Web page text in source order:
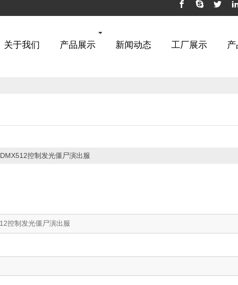
关于我们 产品展示 新闻动态 工厂展示
DMX512控制发光僵尸演出服